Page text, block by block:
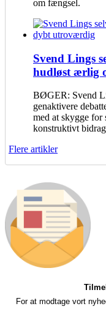
om fængsel.
Svend Lings
hudløst ærlig
BØGER: Svend
genaktivere
med at skygge
konstruktivt
Flere artikler
For at modtage vort